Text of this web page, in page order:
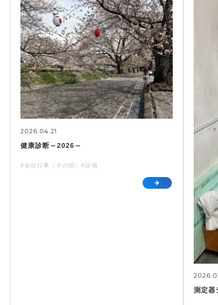
2026.04.21
健康診断～2026～
#会社行事（その他） #設備
測定器